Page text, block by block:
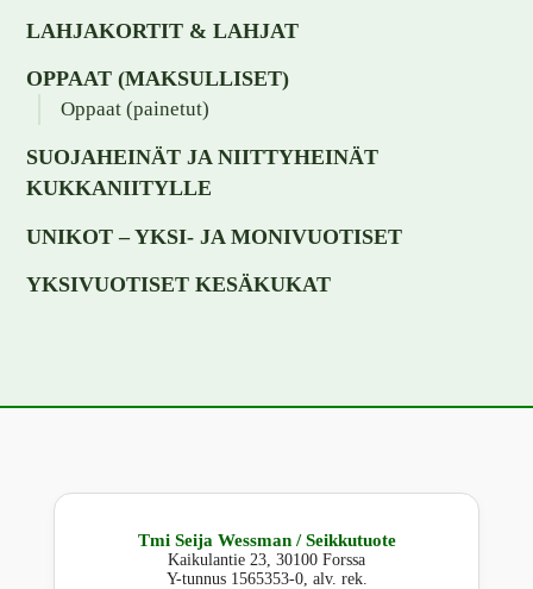
LAHJAKORTIT & LAHJAT
OPPAAT (MAKSULLISET)
Oppaat (painetut)
SUOJAHEINÄT JA NIITTYHEINÄT
KUKKANIITYLLE
UNIKOT – YKSI- JA MONIVUOTISET
YKSIVUOTISET KESÄKUKAT
Tmi Seija Wessman / Seikkutuote
Kaikulantie 23, 30100 Forssa
Y-tunnus 1565353-0, alv. rek.